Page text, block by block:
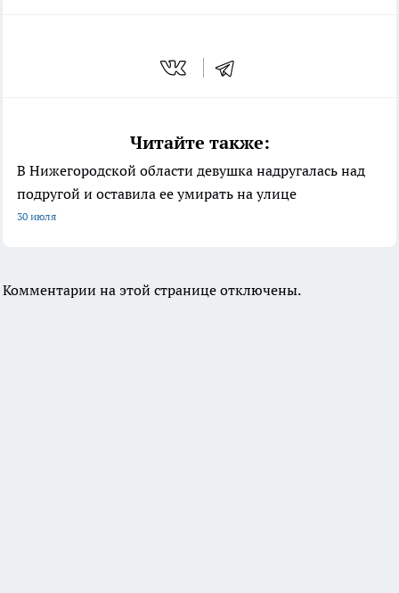
Читайте также:
В Нижегородской области девушка надругалась над
подругой и оставила ее умирать на улице
30 июля
Комментарии на этой странице отключены.